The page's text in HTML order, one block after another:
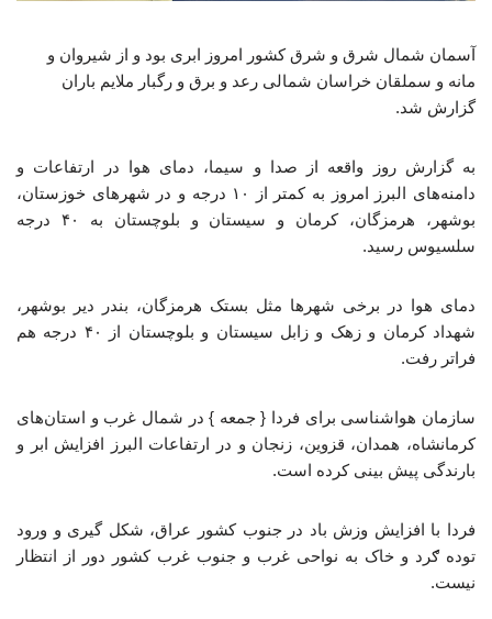
آسمان شمال شرق و شرق کشور امروز ابری بود و از شیروان و
مانه و سملقان خراسان شمالی رعد و برق و رگبار ملایم باران
گزارش شد.
به گزارش روز واقعه از صدا و سیما، دمای هوا در ارتفاعات و
دامنه‌های البرز امروز به کمتر از ۱۰ درجه و در شهرهای خوزستان،
بوشهر، هرمزگان، کرمان و سیستان و بلوچستان به ۴۰ درجه
سلسیوس رسید.
دمای هوا در برخی شهرها مثل بستک هرمزگان، بندر دیر بوشهر،
شهداد کرمان و زهک و زابل سیستان و بلوچستان از ۴۰ درجه هم
فراتر رفت.
سازمان هواشناسی برای فردا { جمعه } در شمال غرب و استان‌های
کرمانشاه، همدان، قزوین، زنجان و در ارتفاعات البرز افزایش ابر و
بارندگی پیش بینی کرده است.
فردا با افزایش وزش باد در جنوب کشور عراق، شکل گیری و ورود
توده ګرد و خاک به نواحی غرب و جنوب غرب کشور دور از انتظار
نیست.